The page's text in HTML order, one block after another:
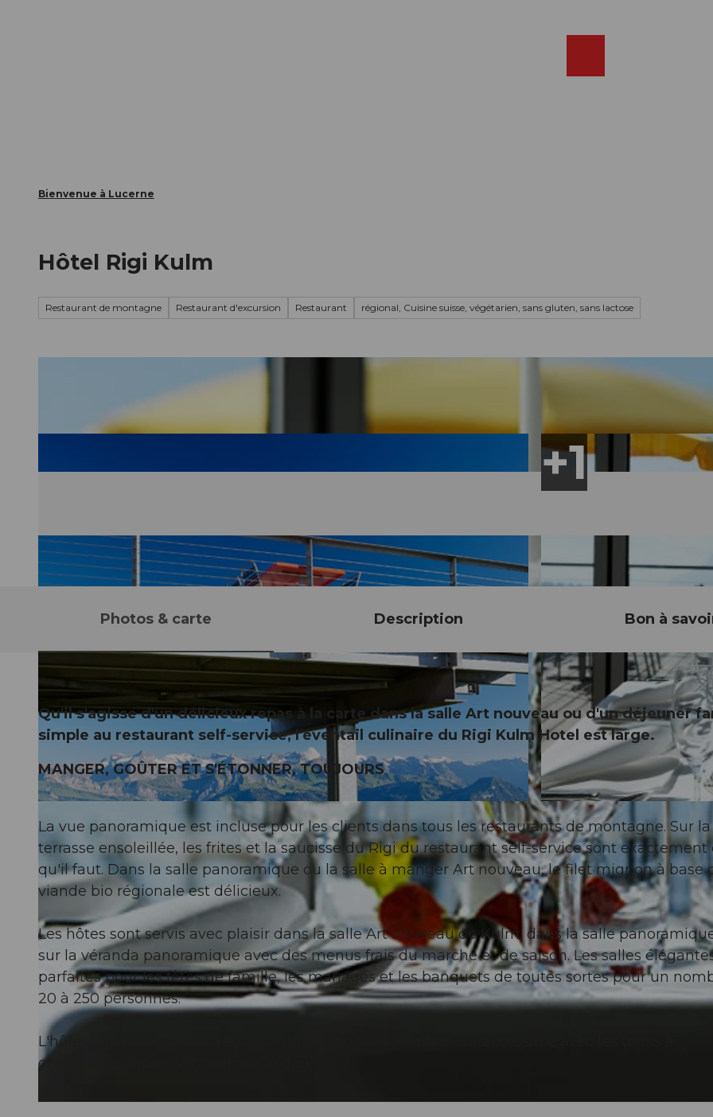
Bienvenue à Lucerne
Hôtel Rigi Kulm
Restaurant de montagne Restaurant d'excursion Restaurant régional, Cuisine suisse, végétarien, sans gluten, sans lactose
©CC-BY
Photos & carte Description Bon à
Qu'il s'agisse d'un délicieux repas à la carte dans la salle Art nouveau ou d'un déjeuner
simple au restaurant self-service, l'éventail culinaire du Rigi Kulm Hotel est large.
MANGER, GOÛTER ET S'ÉTONNER, TOUJOURS
La vue panoramique est incluse pour les clients dans tous les restaurants de montagne. Sur la
terrasse ensoleillée, les frites et la saucisse du Rigi du restaurant self-service sont exactement
qu'il faut. Dans la salle panoramique ou la salle à manger Art nouveau, le filet mignon à base
viande bio régionale est délicieux.
Les hôtes sont servis avec plaisir dans la salle Art nouveau de Kulm, dans la salle
sur la véranda panoramique avec des menus frais du marché et de saison. Les salles
parfaites pour les fêtes de famille, les mariages et les banquets de toutes sortes pour un
20 à 250 personnes.
L'hôtel Rigi Kulm est l'hôtel du sommet et donc parfaitement accessible avec les trains à
crémaillère depuis Vitznau ou Goldau.